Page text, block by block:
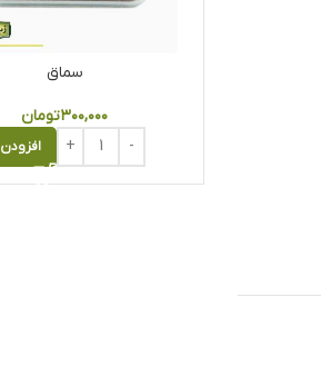
سماق
۳۰۰,۰۰۰تومان
افزودن